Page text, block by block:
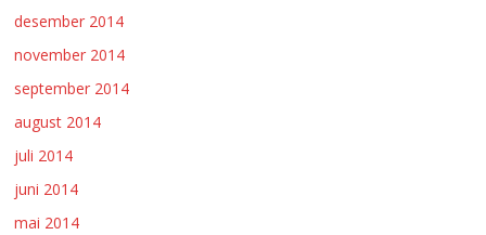
desember 2014
november 2014
september 2014
august 2014
juli 2014
juni 2014
mai 2014